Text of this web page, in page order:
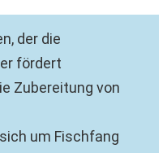
der die
fördert
Zubereitung von
um Fischfang